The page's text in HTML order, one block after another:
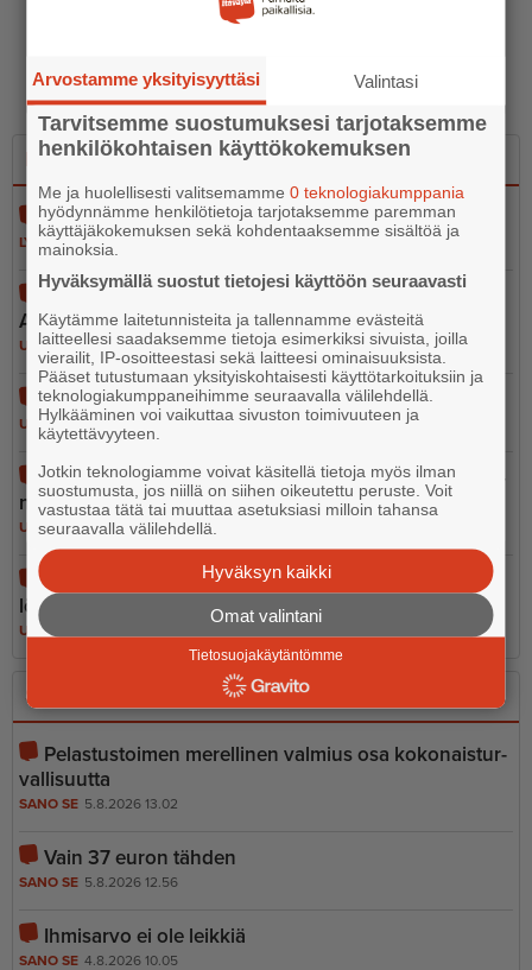
LuetuimmatUusimmat
Aleksanterinkadun silta avataan liikenteelle
LYHYET 4.8.2026 10.26
Café Silja Marie vaihtaa osoitetta – kahvilatoiminta
Askolan SEO:lla loppuu
UUTISET 4.8.2026 6.30
Noin 300 litran öljyvuoto Kilpilahdessa Porvoossa
UUTISET 4.8.2026 9.02
Moottoripyöräilijä loukkaantui vakavasti liiken­ne­on­
net­to­muudessa Sipoossa
UUTISET 5.8.2026 20.54
Maailman toiseksi suurin matkapu­he­lin­ko­koelma
löytyy Askolasta
UUTISET
Sano se Kerro se kuvin
Pelastustoimen merellinen valmius osa kokonais­tur­
val­li­suutta
SANO SE 5.8.2026 13.02
Vain 37 euron tähden
SANO SE 5.8.2026 12.56
Ihmisarvo ei ole leikkiä
SANO SE 4.8.2026 10.05
Arvostamme yksityisyyttäsi Valintasi
Tarvitsemme suostumuksesi tarjotaksemme
henkilökohtaisen käyttökokemuksen
Me ja huolellisesti valitsemamme0 teknologiakumppania
hyödynnämme henkilötietoja tarjotaksemme paremman
käyttäjäkokemuksen sekä kohdentaaksemme sisältöä ja
mainoksia.
Hyväksymällä suostut tietojesi käyttöön seuraavasti
Käytämme laitetunnisteita ja tallennamme evästeitä
laitteellesi saadaksemme tietoja esimerkiksi sivuista, joilla
vierailit, IP-osoitteestasi sekä laitteesi ominaisuuksista.
Pääset tutustumaan yksityiskohtaisesti käyttötarkoituksiin ja
teknologiakumppaneihimme seuraavalla välilehdellä.
Hylkääminen voi vaikuttaa sivuston toimivuuteen ja
käytettävyyteen.
Jotkin teknologiamme voivat käsitellä tietoja myös ilman
suostumusta, jos niillä on siihen oikeutettu peruste. Voit
vastustaa tätä tai muuttaa asetuksiasi milloin tahansa
seuraavalla välilehdellä.
Hyväksyn kaikki
Omat valintani
Tietosuojakäytäntömme